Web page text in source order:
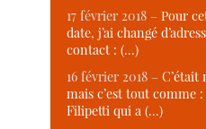
17 février 2018 –Pour
date, j’ai changé
contact : (…)
16 février 2018 –C’était
mais c’est tout comme :
Filipetti qui a (…)